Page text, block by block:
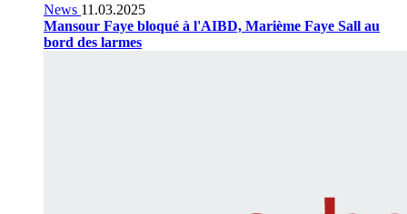
News 11.03.2025
Mansour Faye bloqué à l'AIBD, Marième Faye Sall au
bord des larmes